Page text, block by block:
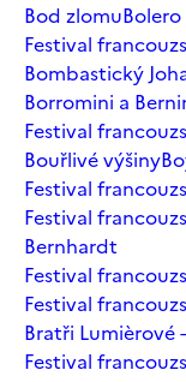
Bod zlomuBolero
Festival
Bombastický
Borromini a
Festival
Bouřlivé výšiny
Festival
Festival
Bernhardt
Festival
Festival
Bratři
Festival